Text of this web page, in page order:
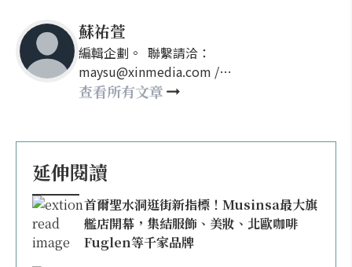
蘇祐萱
編輯企劃。 聯繫請洽：
maysu@xinmedia.com /
may860527@gmail.com
查看所有文章
延伸閱讀
首爾聖水洞逛街新指標！Musinsa最大旗
艦店開幕，集結服飾、美妝、北歐咖啡
Fuglen等千家品牌